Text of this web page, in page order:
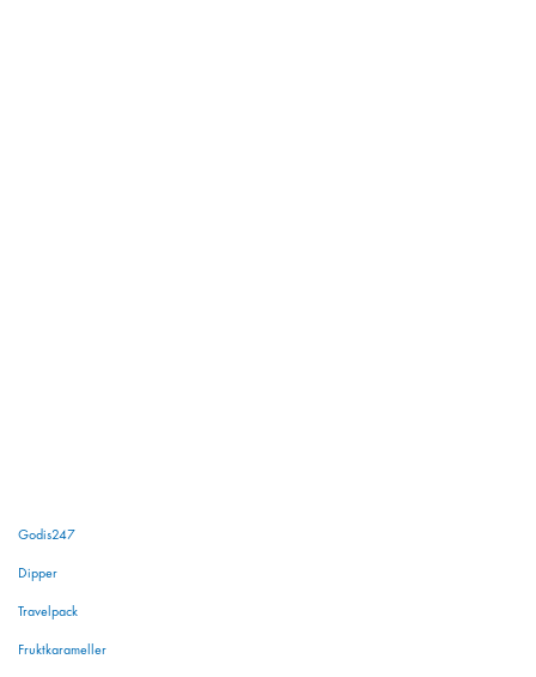
Godis247
Dipper
Travelpack
Fruktkarameller